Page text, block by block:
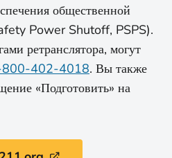
общественной
Power Shutoff, PSPS).
ретранслятора, могут
402-4018. Вы также
«Подготовить» на